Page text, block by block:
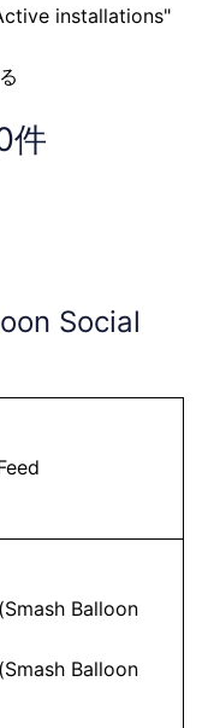
installations"
件
Social
Balloon
Balloon